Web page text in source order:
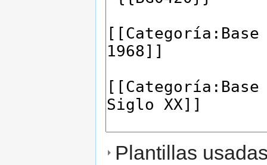
Plantillas